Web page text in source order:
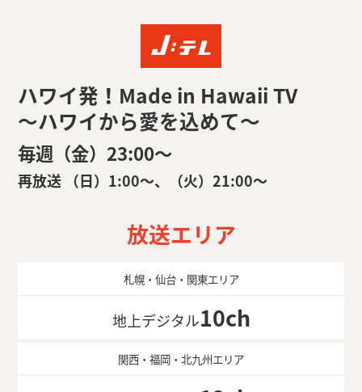
ハワイ発！Made in Hawaii TV
～ハワイから愛を込めて～
毎週（金）23:00〜
再放送 （日）1:00〜、（火）21:00〜
放送エリア
札幌・仙台・関東エリア
地上デジタル10ch
関西・福岡・北九州エリア